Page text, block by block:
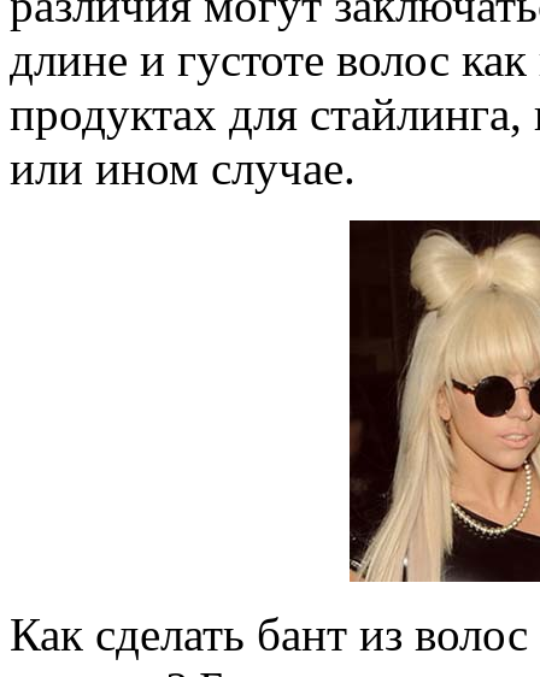
длине и густоте волос
продуктах для
или ином случае.
Как сделать бант из